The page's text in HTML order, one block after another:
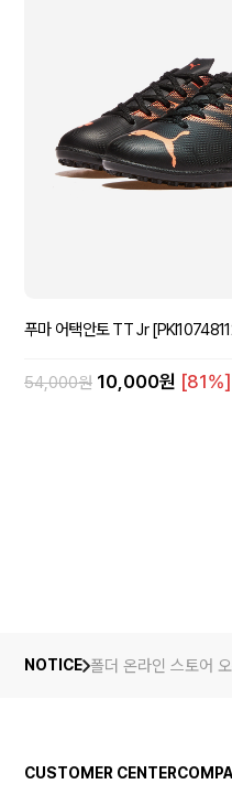
푸마 어택안토 TT Jr
54,000원 10,000원 [81%]
NOTICE 폴더 온라인 스토어
CUSTOMER CENTER